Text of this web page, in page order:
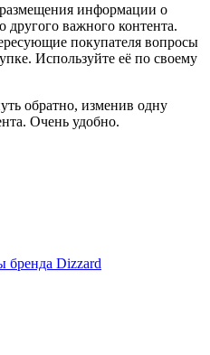
информации о
другого важного контента.
покупателя вопросы
Используйте её по своему
обратно, изменив одну
Очень удобно.
бренда Dizzard